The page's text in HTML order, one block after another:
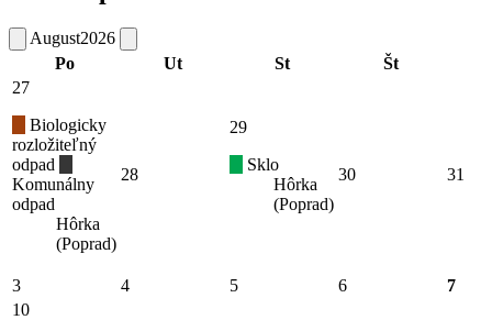
August2026
Po
Ut St Št
27
Biologicky
rozložiteľný
odpad
Komunálny
odpad
Hôrka
(Poprad)
28
29
Sklo
Hôrka
(Poprad)
30 31
3 4 5 6
7
10